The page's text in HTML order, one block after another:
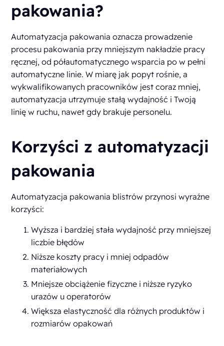
pakowania?
Automatyzacja pakowania oznacza prowadzenie
procesu pakowania przy mniejszym nakładzie pracy
ręcznej, od półautomatycznego wsparcia po w pełni
automatyczne linie. W miarę jak popyt rośnie, a
wykwalifikowanych pracowników jest coraz mniej,
automatyzacja utrzymuje stałą wydajność i Twoją
linię w ruchu, nawet gdy brakuje personelu.
Korzyści z automatyzacji
pakowania
Automatyzacja pakowania blistrów przynosi wyraźne
korzyści:
Wyższa i bardziej stała wydajność przy mniejszej
liczbie błędów
Niższe koszty pracy i mniej odpadów
materiałowych
Mniejsze obciążenie fizyczne i niższe ryzyko
urazów u operatorów
Większa elastyczność dla różnych produktów i
rozmiarów opakowań